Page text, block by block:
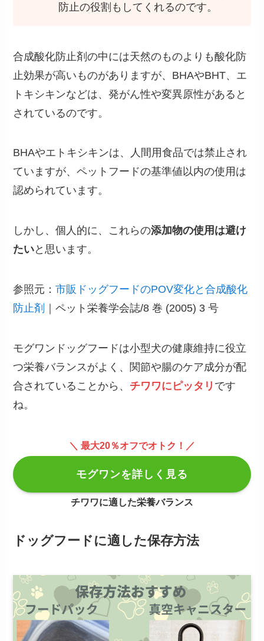
防止の役割もしてくれるのです。
合成酸化防止剤の中には天然のものよりも酸化防
止効果が高いものがありますが、BHAやBHT、エ
トキシキンなどは、発がん性や変異原性があると
されているのです。
BHAやエトキシキンは、人間用食品では禁止され
ていますが、ペットフードの基準値以内の使用は
認められています。
しかし、個人的に、これらの添加物の使用は避け
たいと思います。
参照元：市販ドッグフードのPOV変化と合成酸化
防止剤
｜ペット栄養学会誌/8 巻 (2005) 3 号
モグワンドッグフードは小型犬の健康維持に役立
つ栄養バランスがよく、関節や腸のケア成分が配
合されていることから、 チワワにピッタリ です
ね。
＼ 最大20％オフでオトク！／
モグワンを詳しく見る
チワワに適した栄養バランス
ドッグフードに適した保存方法